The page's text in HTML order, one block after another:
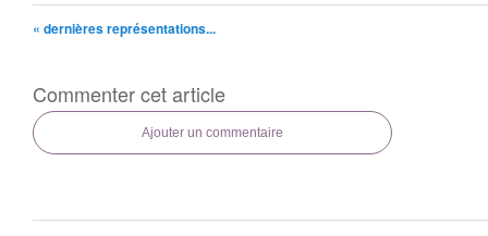
« dernières représentations...
Commenter cet article
Ajouter un commentaire